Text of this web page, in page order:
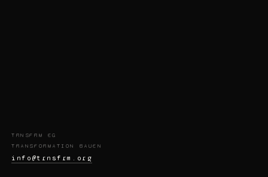
TRNSFRM EG
TRANSFORMATION BAUEN
info@trnsfrm.org